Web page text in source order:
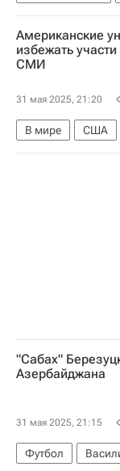
Американские
избежать
СМИ
31 мая 2025, 21:20
В мире США
Дональд Трамп
"Сабах"
Азербайджана
31 мая 2025, 21:15
Футбол